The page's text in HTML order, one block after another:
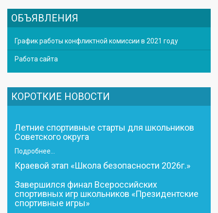
ОБЪЯВЛЕНИЯ
График работы конфликтной комиссии в 2021 году
Работа сайта
КОРОТКИЕ НОВОСТИ
Летние спортивные старты для школьников
Советского округа
Подробнее...
Краевой этап «Школа безопасности 2026г.»
Завершился финал Всероссийских
спортивных игр школьников «Президентские
спортивные игры»